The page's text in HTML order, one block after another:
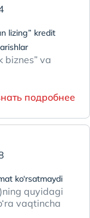
lizing” kredit
biznes” va
подробнее
ko‘rsatmaydi
quyidagi
vaqtincha